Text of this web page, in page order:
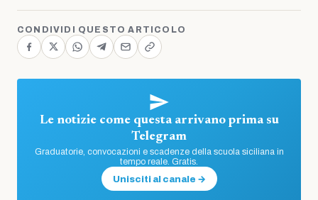
CONDIVIDI QUESTO ARTICOLO
Le notizie come questa arrivano prima su
Telegram
Graduatorie, convocazioni e scadenze della scuola siciliana in
tempo reale. Gratis.
Unisciti al canale →